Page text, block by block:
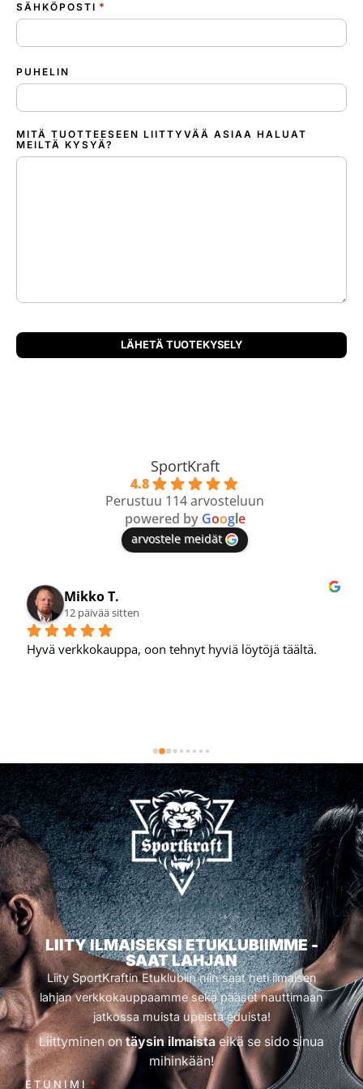
SÄHKÖPOSTI *
PUHELIN
MITÄ TUOTTEESEEN LIITTYVÄÄ ASIAA HALUAT
MEILTÄ KYSYÄ?
SportKraft
4.8
Perustuu 114 arvosteluun
powered by Google
arvostele meidät
Mikko T.
12 päivää sitten
Hyvä verkkokauppa, oon tehnyt hyviä löytöjä täältä.
LIITY ILMAISEKSI ETUKLUBIIMME -
SAAT LAHJAN
Liity SportKraftin Etuklubiin niin saat heti ilmaisen
lahjan verkkokauppaamme sekä pääset nauttimaan
jatkossa muista upeista eduista!
Liittyminen ontäysin ilmaistaeikä se sido sinua
mihinkään!
ETUNIMI *